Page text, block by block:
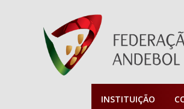
INSTITUIÇÃO